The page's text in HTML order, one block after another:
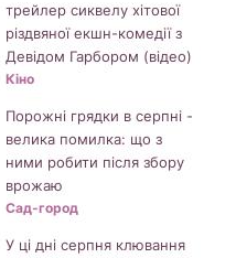
посмажити мойву
запаху: хитрий
- здивує навіть
трейлер сиквелу хітової
різдвяної екшн-комедії з
Девідом Гарбором (відео)
Кіно
Порожні грядки в серпні -
велика помилка: що з
ними робити після збору
врожаю
Сад-город
У ці дні серпня клювання